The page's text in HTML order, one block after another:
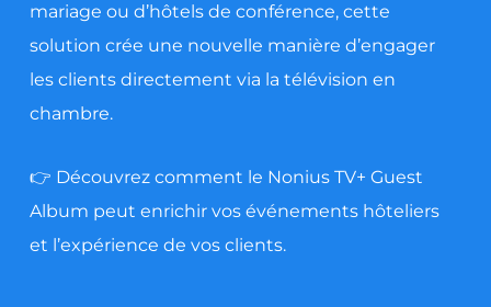
mariage ou d’hôtels de conférence, cette
solution crée une nouvelle manière d’engager
les clients directement via la télévision en
chambre.
👉 Découvrez comment le Nonius TV+ Guest
Album peut enrichir vos événements hôteliers
et l’expérience de vos clients.